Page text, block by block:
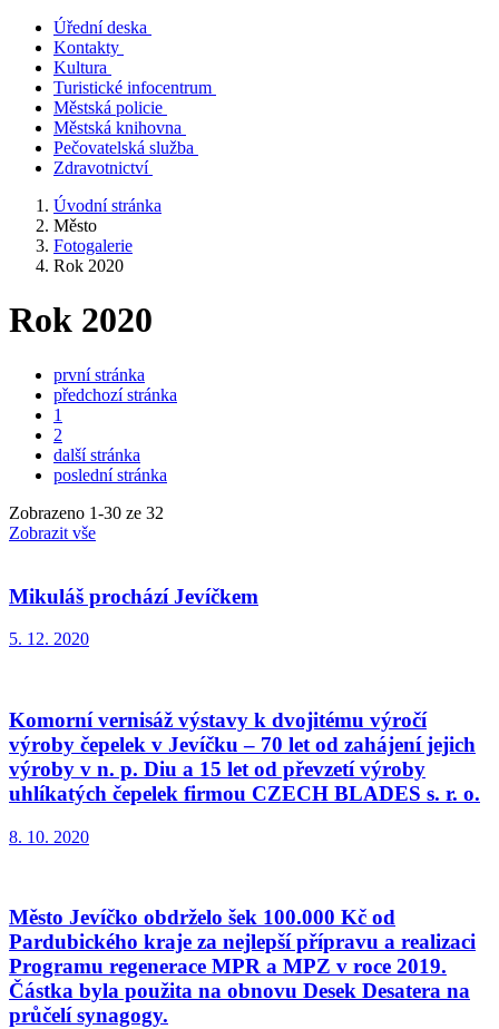
Úřední deska
Kontakty
Kultura
Turistické infocentrum
Městská policie
Městská knihovna
Pečovatelská služba
Zdravotnictví
Úvodní stránka
Město
Fotogalerie
Rok 2020
Rok 2020
první stránka
předchozí stránka
1
2
další stránka
poslední stránka
Zobrazeno 1-30 ze 32
Zobrazit vše
Mikuláš prochází Jevíčkem
5. 12. 2020
Komorní vernisáž výstavy k dvojitému výročí
výroby čepelek v Jevíčku – 70 let od zahájení jejich
výroby v n. p. Diu a 15 let od převzetí výroby
uhlíkatých čepelek firmou CZECH BLADES s. r. o.
8. 10. 2020
Město Jevíčko obdrželo šek 100.000 Kč od
Pardubického kraje za nejlepší přípravu a realizaci
Programu regenerace MPR a MPZ v roce 2019.
Částka byla použita na obnovu Desek Desatera na
průčelí synagogy.